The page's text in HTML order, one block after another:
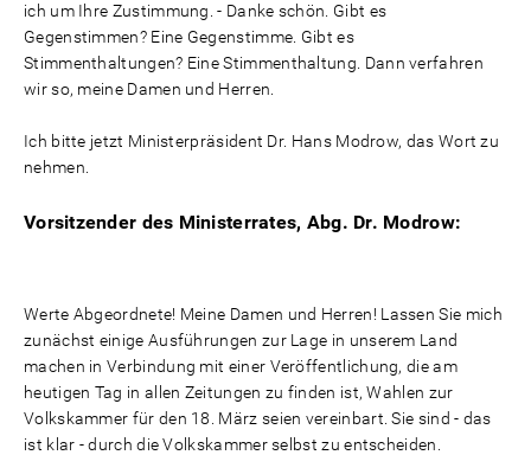
ich um Ihre Zustimmung. - Danke schön. Gibt es
Gegenstimmen? Eine Gegenstimme. Gibt es
Stimmenthaltungen? Eine Stimmenthaltung. Dann verfahren
wir so, meine Damen und Herren.
Ich bitte jetzt Ministerpräsident Dr. Hans Modrow, das Wort zu
nehmen.
Vorsitzender des Ministerrates, Abg. Dr. Modrow:
Werte Abgeordnete! Meine Damen und Herren! Lassen Sie mich
zunächst einige Ausführungen zur Lage in unserem Land
machen in Verbindung mit einer Veröffentlichung, die am
heutigen Tag in allen Zeitungen zu finden ist, Wahlen zur
Volkskammer für den 18. März seien vereinbart. Sie sind - das
ist klar - durch die Volkskammer selbst zu entscheiden.